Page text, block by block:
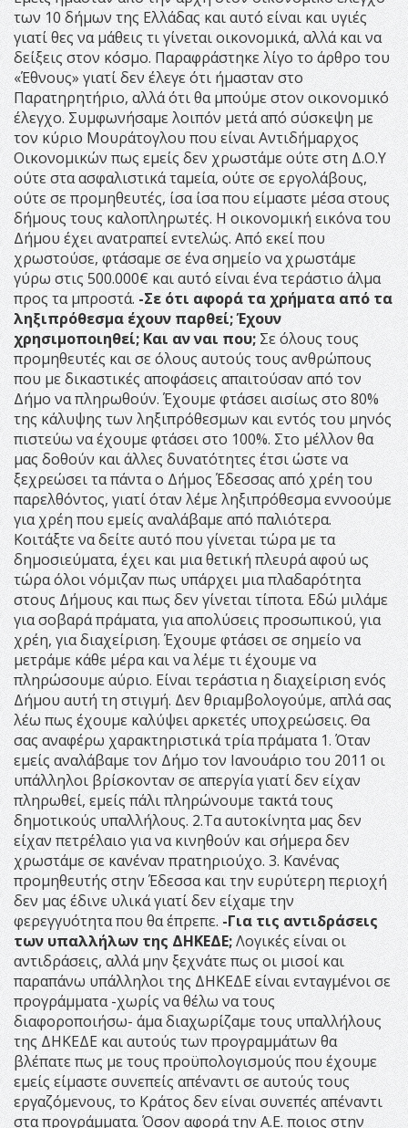
των 10 δήμων της Ελλάδας και αυτό είναι και υγιές
γιατί θες να μάθεις τι γίνεται οικονομικά, αλλά και να
δείξεις στον κόσμο. Παραφράστηκε λίγο το άρθρο του
«Έθνους» γιατί δεν έλεγε ότι ήμασταν στο
Παρατηρητήριο, αλλά ότι θα μπούμε στον οικονομικό
έλεγχο. Συμφωνήσαμε λοιπόν μετά από σύσκεψη με
τον κύριο Μουράτογλου που είναι Αντιδήμαρχος
Οικονομικών πως εμείς δεν χρωστάμε ούτε στη Δ.Ο.Υ
ούτε στα ασφαλιστικά ταμεία, ούτε σε εργολάβους,
ούτε σε προμηθευτές, ίσα ίσα που είμαστε μέσα στους
δήμους τους καλοπληρωτές. Η οικονομική εικόνα του
Δήμου έχει ανατραπεί εντελώς. Από εκεί που
χρωστούσε, φτάσαμε σε ένα σημείο να χρωστάμε
γύρω στις 500.000€ και αυτό είναι ένα τεράστιο άλμα
προς τα μπροστά.-Σε ότι αφορά τα χρήματα από τα
ληξιπρόθεσμα έχουν παρθεί; Έχουν
χρησιμοποιηθεί; Και αν ναι που; Σε όλους τους
προμηθευτές και σε όλους αυτούς τους ανθρώπους
που με δικαστικές αποφάσεις απαιτούσαν από τον
Δήμο να πληρωθούν. Έχουμε φτάσει αισίως στο 80%
της κάλυψης των ληξιπρόθεσμων και εντός του μηνός
πιστεύω να έχουμε φτάσει στο 100%. Στο μέλλον θα
μας δοθούν και άλλες δυνατότητες έτσι ώστε να
ξεχρεώσει τα πάντα ο Δήμος Έδεσσας από χρέη του
παρελθόντος, γιατί όταν λέμε ληξιπρόθεσμα εννοούμε
για χρέη που εμείς αναλάβαμε από παλιότερα.
Κοιτάξτε να δείτε αυτό που γίνεται τώρα με τα
δημοσιεύματα, έχει και μια θετική πλευρά αφού ως
τώρα όλοι νόμιζαν πως υπάρχει μια πλαδαρότητα
στους Δήμους και πως δεν γίνεται τίποτα. Εδώ μιλάμε
για σοβαρά πράματα, για απολύσεις προσωπικού, για
χρέη, για διαχείριση. Έχουμε φτάσει σε σημείο να
μετράμε κάθε μέρα και να λέμε τι έχουμε να
πληρώσουμε αύριο. Είναι τεράστια η διαχείριση ενός
Δήμου αυτή τη στιγμή. Δεν θριαμβολογούμε, απλά σας
λέω πως έχουμε καλύψει αρκετές υποχρεώσεις. Θα
σας αναφέρω χαρακτηριστικά τρία πράματα 1. Όταν
εμείς αναλάβαμε τον Δήμο τον Ιανουάριο του 2011 οι
υπάλληλοι βρίσκονταν σε απεργία γιατί δεν είχαν
πληρωθεί, εμείς πάλι πληρώνουμε τακτά τους
δημοτικούς υπαλλήλους. 2.Τα αυτοκίνητα μας δεν
είχαν πετρέλαιο για να κινηθούν και σήμερα δεν
χρωστάμε σε κανέναν πρατηριούχο. 3. Κανένας
προμηθευτής στην Έδεσσα και την ευρύτερη περιοχή
δεν μας έδινε υλικά γιατί δεν είχαμε την
φερεγγυότητα που θα έπρεπε.-Για τις αντιδράσεις
των υπαλλήλων της ΔΗΚΕΔΕ;Λογικές είναι οι
αντιδράσεις, αλλά μην ξεχνάτε πως οι μισοί και
παραπάνω υπάλληλοι της ΔΗΚΕΔΕ είναι ενταγμένοι σε
προγράμματα -χωρίς να θέλω να τους
διαφοροποιήσω- άμα διαχωρίζαμε τους υπαλλήλους
της ΔΗΚΕΔΕ και αυτούς των προγραμμάτων θα
βλέπατε πως με τους προϋπολογισμούς που έχουμε
εμείς είμαστε συνεπείς απέναντι σε αυτούς τους
εργαζόμενους, το Κράτος δεν είναι συνεπές απέναντι
στα προγράμματα. Όσον αφορά την Α.Ε. ποιος στην